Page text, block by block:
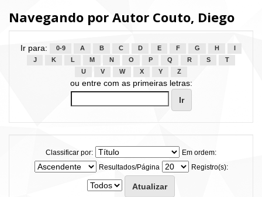
Navegando por Autor Couto, Diego
Ir para: 0-9 A B C D E F G H
J
K L M N O P Q R S
T
U
V W X Y Z
ou entre com as primeiras letras:
Classificar por:
Em ordem:
Resultados/Página
Registro(s):